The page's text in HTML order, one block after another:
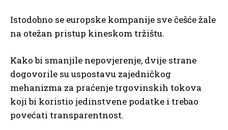
Istodobno se europske kompanije sve češće žale
na otežan pristup kineskom tržištu.
Kako bi smanjile nepovjerenje, dvije strane
dogovorile su uspostavu zajedničkog
mehanizma za praćenje trgovinskih tokova
koji bi koristio jedinstvene podatke i trebao
povećati transparentnost.